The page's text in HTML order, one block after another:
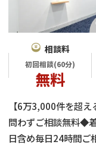
相談料
初回相談(60分)
無料
【6万3,000件を超
問わずご相談無料◆
日含め毎日24時間ご